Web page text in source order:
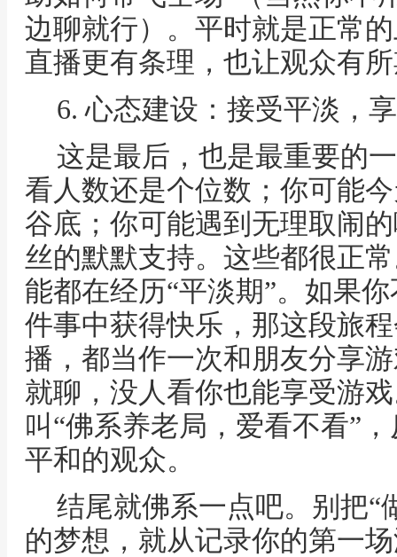
边聊就行）。平时就是正常
直播更有条理，也让观众有
6. 心态建设：接受平淡，
这是最后，也是最重要的
看人数还是个位数；你可能
谷底；你可能遇到无理取闹
丝的默默支持。这些都很正
能都在经历“平淡期”。如果
件事中获得快乐，那这段旅
播，都当作一次和朋友分享
就聊，没人看你也能享受游
叫“佛系养老局，爱看不看”
平和的观众。
结尾就佛系一点吧。别把“
的梦想，就从记录你的第一